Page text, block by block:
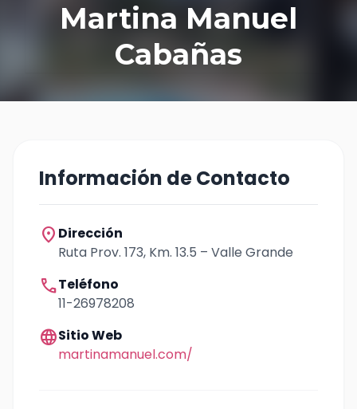
Martina Manuel
Cabañas
Información de Contacto
location_on Dirección
Ruta Prov. 173, Km. 13.5 – Valle Grande
callTeléfono
11-26978208
languageSitio Web
martinamanuel.com/